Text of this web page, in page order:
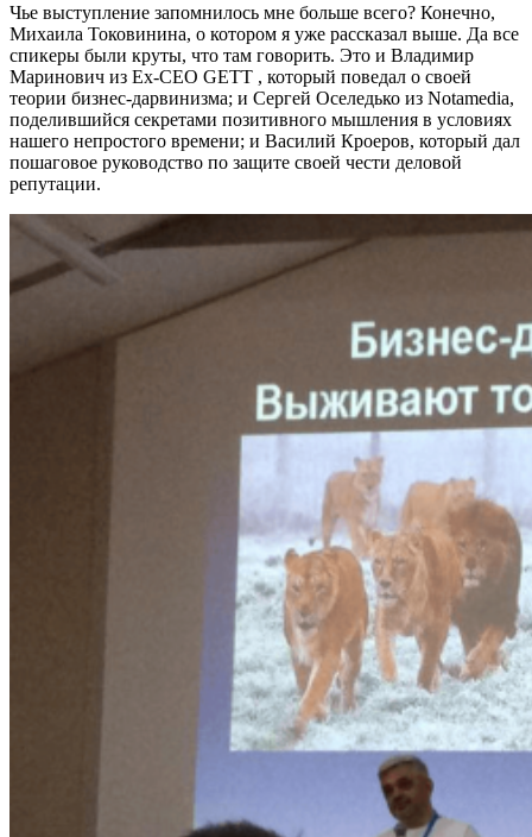
Чье выступление запомнилось мне больше всего? Конечно,
Михаила Токовинина, о котором я уже рассказал выше. Да все
спикеры были круты, что там говорить. Это и Владимир
Маринович из Ex-CEO GETT , который поведал о своей
теории бизнес-дарвинизма; и Сергей Оселедько из Notamedia,
поделившийся секретами позитивного мышления в условиях
нашего непростого времени; и Василий Кроеров, который дал
пошаговое руководство по защите своей чести деловой
репутации.